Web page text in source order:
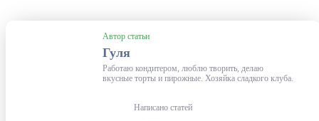
Автор статьи
Гуля
Работаю кондитером, люблю творить, делаю
вкусные торты и пирожные. Хозяйка сладкого клуба.
Написано статей